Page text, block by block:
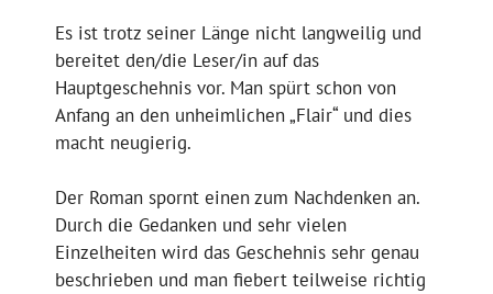
Es ist trotz seiner Länge nicht langweilig und
bereitet den/die Leser/in auf das
Hauptgeschehnis vor. Man spürt schon von
Anfang an den unheimlichen „Flair“ und dies
macht neugierig.
Der Roman spornt einen zum Nachdenken an.
Durch die Gedanken und sehr vielen
Einzelheiten wird das Geschehnis sehr genau
beschrieben und man fiebert teilweise richtig